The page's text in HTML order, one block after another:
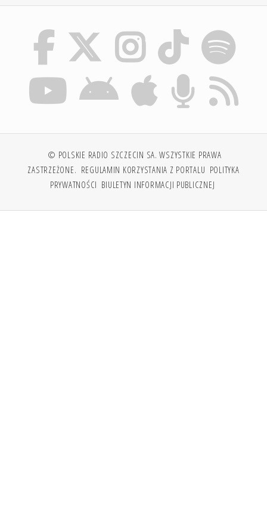
© POLSKIE RADIO SZCZECIN SA. WSZYSTKIE PRAWA
ZASTRZEŻONE. REGULAMIN KORZYSTANIA Z PORTALU POLITYKA
PRYWATNOŚCI BIULETYN INFORMACJI PUBLICZNEJ